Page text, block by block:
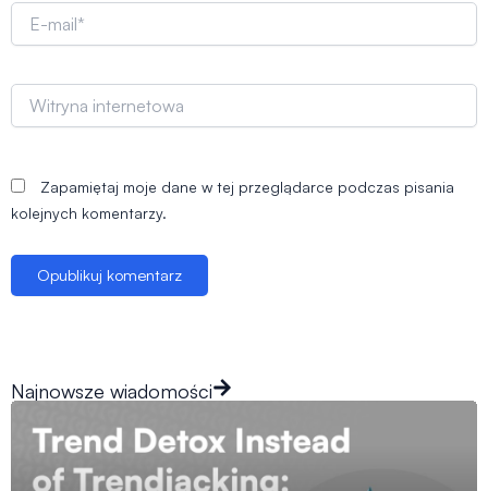
E-
mail*
Witryna
internetowa
Zapamiętaj moje dane w tej przeglądarce podczas pisania
kolejnych komentarzy.
Najnowsze wiadomości